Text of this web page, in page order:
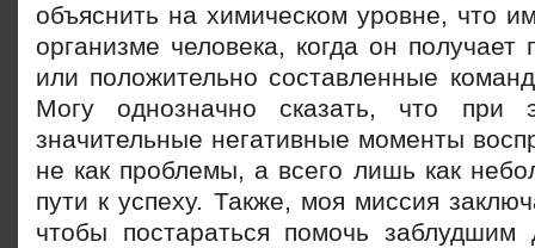
объяснить на химическом уровне, что
организме человека, когда он получает
или положительно составленные
Могу однозначно сказать, что
значительные негативные моменты
не как проблемы, а всего лишь как
пути к успеху. Также, моя миссия
чтобы постараться помочь